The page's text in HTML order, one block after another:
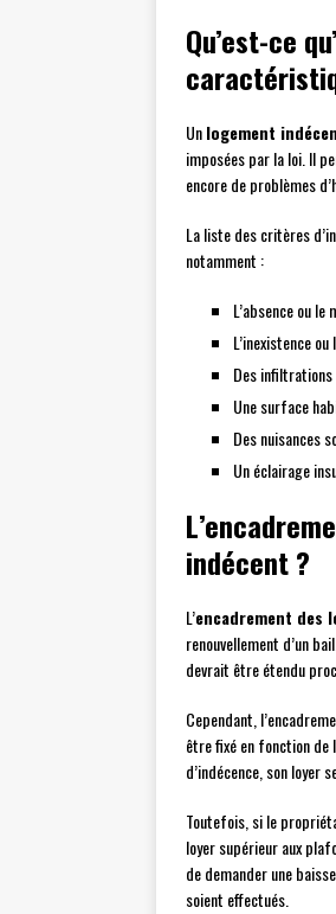
Qu’est-ce
Unlogement
imposées par la loi. Il
encore de problèmes
La liste des critères
notamment :
L’absence ou
L’inexistence
Des infiltrations
Une surface
Des nuisances
Un éclairage
indécent ?
L’encadrement des
renouvellement d’un
devrait être étendu
Cependant,
être fixé en fonction
d’indécence, son loyer
Toutefois, si le
loyer supérieur aux
de demander une
soient effectués.